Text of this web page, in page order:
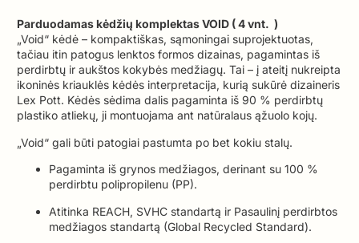
Parduodamas kėdžių komplektas VOID ( 4 vnt. )
„Void“ kėdė – kompaktiškas, sąmoningai suprojektuotas,
tačiau itin patogus lenktos formos dizainas, pagamintas iš
perdirbtų ir aukštos kokybės medžiagų. Tai – į ateitį nukreipta
ikoninės kriauklės kėdės interpretacija, kurią sukūrė dizaineris
Lex Pott. Kėdės sėdima dalis pagaminta iš 90 % perdirbtų
plastiko atliekų, ji montuojama ant natūralaus ąžuolo kojų.
„Void“ gali būti patogiai pastumta po bet kokiu stalų.
Pagaminta iš grynos medžiagos, derinant su 100 %
perdirbtu polipropilenu (PP).
Atitinka REACH, SVHC standartą ir Pasaulinį perdirbtos
medžiagos standartą (Global Recycled Standard).